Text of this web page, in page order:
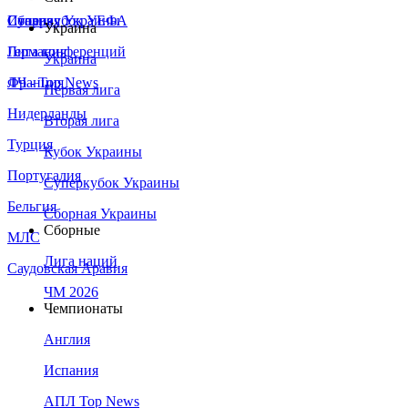
Сборная Украины
Италия
Германия
Франция
Нидерланды
Турция
Португалия
Бельгия
МЛС
Саудовская Аравия
Суперкубок УЕФА
Лига конференций
ЛЧ - Top News
Украина
Украина
Первая лига
Вторая лига
Кубок Украины
Суперкубок Украины
Сборная Украины
Сборные
Лига наций
ЧМ 2026
Чемпионаты
Англия
Испания
АПЛ Top News